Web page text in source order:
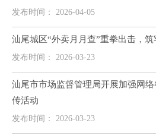
发布时间： 2026-04-05
汕尾城区“外卖月月查”重拳出击，
发布时间： 2026-03-23
汕尾市市场监督管理局开展加强网
传活动
发布时间： 2026-03-23